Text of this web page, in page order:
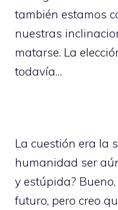
también estamos
nuestras
matarse. La
todavía…
La cuestión era la
humanidad ser
y estúpida?
futuro, pero creo